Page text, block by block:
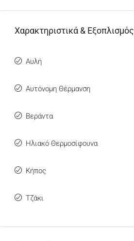
Χαρακτηριστικά & Εξοπλισμός
Αυλή
Αυτόνομη Θέρμανση
Βεράντα
Ηλιακό Θερμοσίφουνα
Κήπος
Τζάκι